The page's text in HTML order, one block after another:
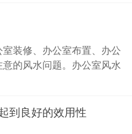
装修、办公室布置、办公
的风水问题。办公室风水
到良好的效用性